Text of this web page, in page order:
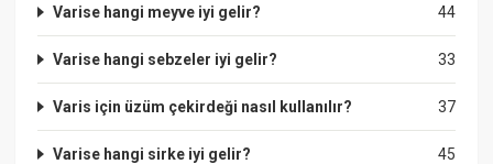
44
Varise hangi meyve iyi gelir?
33
Varise hangi sebzeler iyi gelir?
37
Varis için üzüm çekirdeği nasıl kullanılır?
45
Varise hangi sirke iyi gelir?